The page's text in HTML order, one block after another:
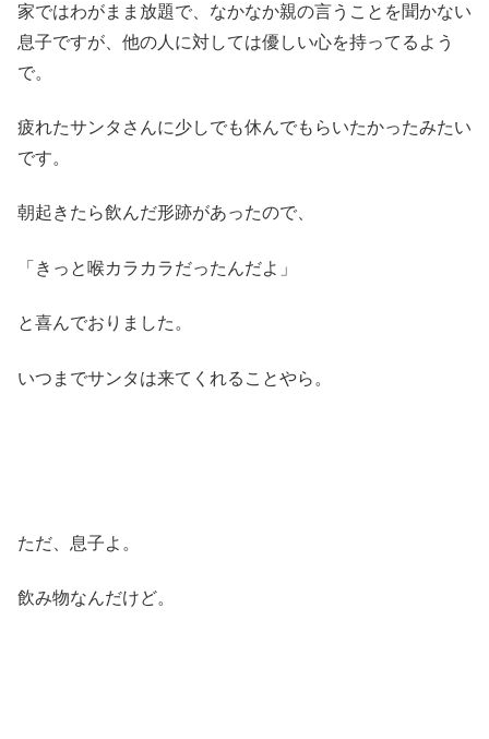
家ではわがまま放題で、なかなか親の言うことを聞かない
息子ですが、他の人に対しては優しい心を持ってるよう
で。
疲れたサンタさんに少しでも休んでもらいたかったみたい
です。
朝起きたら飲んだ形跡があったので、
「きっと喉カラカラだったんだよ」
と喜んでおりました。
いつまでサンタは来てくれることやら。
ただ、息子よ。
飲み物なんだけど。